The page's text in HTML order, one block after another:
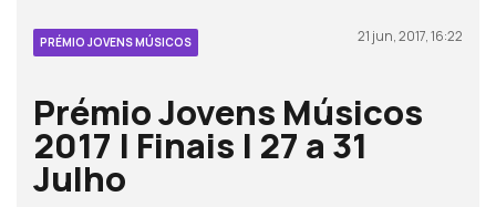
PRÉMIO JOVENS MÚSICOS 21 jun, 2017, 16:22
Prémio Jovens Músicos
2017 | Finais | 27 a 31
Julho